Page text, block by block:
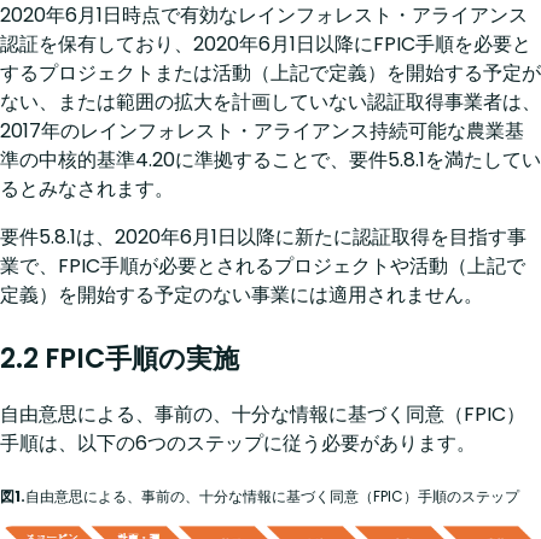
2020年6月1日時点で有効なレインフォレスト・アライアンス
認証を保有しており、2020年6月1日以降にFPIC手順を必要と
するプロジェクトまたは活動（上記で定義）を開始する予定が
ない、または範囲の拡大を計画していない認証取得事業者は、
2017年のレインフォレスト・アライアンス持続可能な農業基
準の中核的基準4.20に準拠することで、要件5.8.1を満たしてい
るとみなされます。
要件5.8.1は、2020年6月1日以降に新たに認証取得を目指す事
業で、FPIC手順が必要とされるプロジェクトや活動（上記で
定義）を開始する予定のない事業には適用されません。
2.2 FPIC手順の実施
自由意思による、事前の、十分な情報に基づく同意（FPIC）
手順は、以下の6つのステップに従う必要があります。
図1.自由意思による、事前の、十分な情報に基づく同意（FPIC）手順のステップ